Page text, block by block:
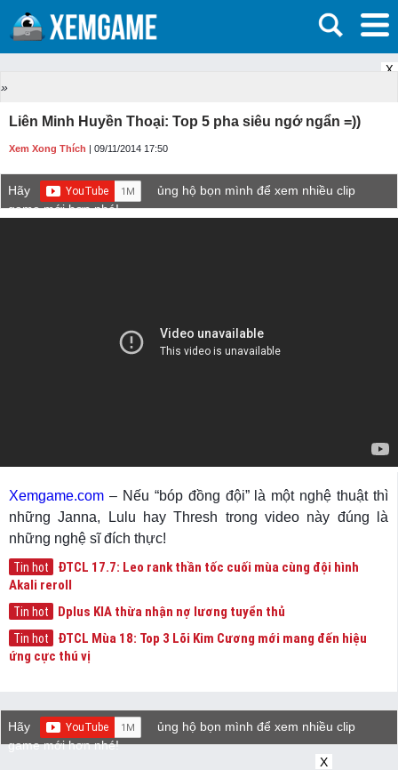
X
»
Liên Minh Huyền Thoại: Top 5 pha siêu ngớ ngẩn =))
Xem Xong Thích | 09/11/2014 17:50
Hãy
ủng hộ bọn mình để xem nhiều clip
game mới hơn nhé!
Xemgame.com – Nếu “bóp đồng đội” là một nghệ thuật thì
những Janna, Lulu hay Thresh trong video này đúng là
những nghệ sĩ đích thực!
Tin hot
ĐTCL 17.7: Leo rank thần tốc cuối mùa cùng đội hình
Akali reroll
Tin hot Dplus KIA thừa nhận nợ lương tuyển thủ
Tin hot
ĐTCL Mùa 18: Top 3 Lõi Kim Cương mới mang đến hiệu
ứng cực thú vị
Hãy
ủng hộ bọn mình để xem nhiều clip
game mới hơn nhé!
X